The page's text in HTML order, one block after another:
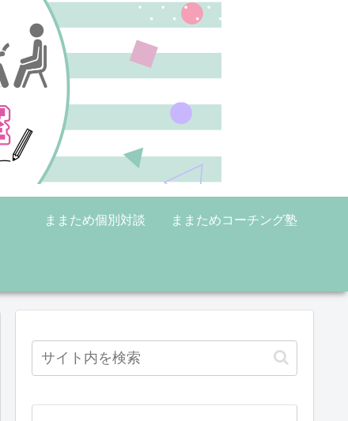
ままため個別対談 ままためコーチング塾